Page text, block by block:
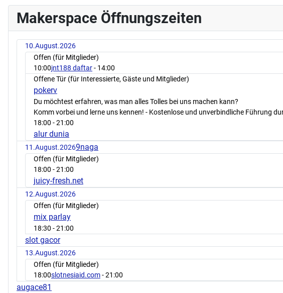
Makerspace Öffnungszeiten
10.August.2026
Offen (für Mitglieder)
10:00jnt188 daftar- 14:00
Offene Tür (für Interessierte, Gäste und Mitglieder)
pokerv
Du möchtest erfahren, was man alles Tolles bei uns machen kann?
Komm vorbei und lerne uns kennen! - Kostenlose und unverbindliche Führung
18:00 - 21:00
alur dunia
11.August.20269naga
Offen (für Mitglieder)
18:00 - 21:00
juicy-fresh.net
12.August.2026
Offen (für Mitglieder)
mix parlay
18:30 - 21:00
slot gacor
13.August.2026
Offen (für Mitglieder)
18:00slotnesiaid.com- 21:00
augace81